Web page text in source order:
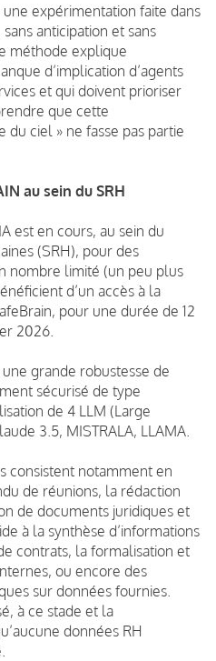
expérimentation faite dans
anticipation et sans
méthode explique
d’implication d’agents
et qui doivent prioriser
que cette
ciel » ne fasse pas partie
au sein du SRH
est en cours, au sein du
(SRH), pour des
nombre limité (un peu plus
d’un accès à la
pour une durée de 12
2026.
grande robustesse de
sécurisé de type
de 4 LLM (Large
3.5, MISTRALA, LLAMA.
consistent notamment en
de réunions, la rédaction
de documents juridiques et
à la synthèse d’informations
contrats, la formalisation et
ou encore des
sur données fournies.
à ce stade et la
données RH